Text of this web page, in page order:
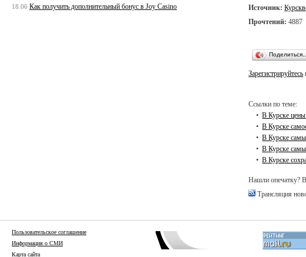
Источник:
Прочтений: 4887
Поделиться…
Зарегистрируйтесь
Ссылки по теме:
В Курске
В Курске
В Курске
В Курске
В Курске
Нашли опечатку?
Трансляция
18.06 Как получить дополнительный бонус в Joy Casino
Пользовательское соглашение
Информация о СМИ
Карта сайта